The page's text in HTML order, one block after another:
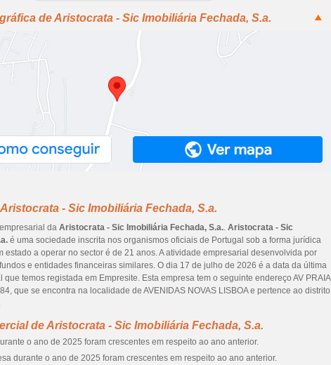
de Aristocrata - Sic Imobiliária Fechada, S.a.
- Sic Imobiliária Fechada, S.a.
da Aristocrata - Sic Imobiliária Fechada, S.a.. Aristocrata - Sic
é uma sociedade inscrita nos organismos oficiais de Portugal sob a forma jurídica
estado a operar no sector é de 21 anos. A atividade empresarial desenvolvida por
e entidades financeiras similares. O dia 17 de julho de 2026 é a data da última
temos registada em Empresite. Esta empresa tem o seguinte endereço AV PRAIA
que se encontra na localidade de AVENIDAS NOVAS LISBOA e pertence ao distrito
de Aristocrata - Sic Imobiliária Fechada, S.a.
o ano de 2025 foram crescentes em respeito ao ano anterior.
durante o ano de 2025 foram crescentes em respeito ao ano anterior.